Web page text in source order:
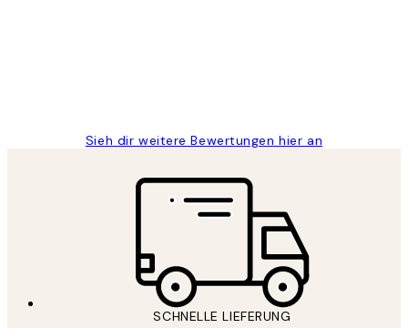
Sieh dir weitere Bewertungen hier an
SCHNELLE LIEFERUNG